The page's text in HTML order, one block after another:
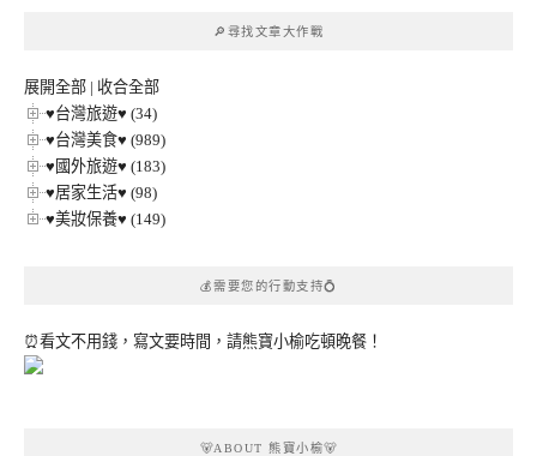
🔎尋找文章大作戰
展開全部 | 收合全部
♥台灣旅遊♥ (34)
♥台灣美食♥ (989)
♥國外旅遊♥ (183)
♥居家生活♥ (98)
♥美妝保養♥ (149)
💰需要您的行動支持💍
⏰看文不用錢，寫文要時間，請熊寶小榆吃頓晚餐！
🐻ABOUT 熊寶小榆🐻